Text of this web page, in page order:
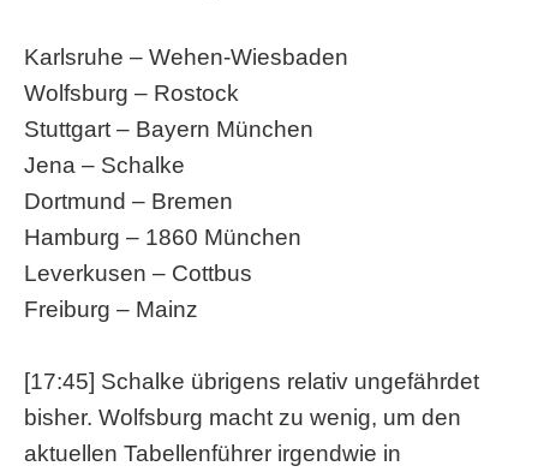
Karlsruhe – Wehen-Wiesbaden
Wolfsburg – Rostock
Stuttgart – Bayern München
Jena – Schalke
Dortmund – Bremen
Hamburg – 1860 München
Leverkusen – Cottbus
Freiburg – Mainz
[17:45] Schalke übrigens relativ ungefährdet
bisher. Wolfsburg macht zu wenig, um den
aktuellen Tabellenführer irgendwie in